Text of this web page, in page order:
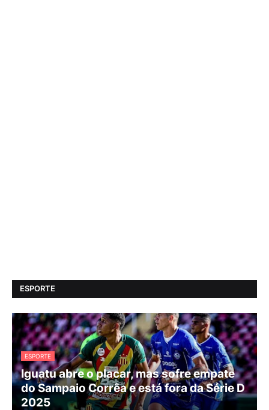
ESPORTE
ESPORTE
Iguatu abre o placar, mas sofre empate
do Sampaio Corrêa e está fora da Série D
2025